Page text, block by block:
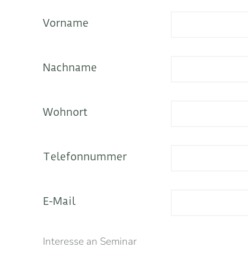
Vorname
Nachname
Wohnort
Telefonnummer
E-Mail
Interesse an Seminar